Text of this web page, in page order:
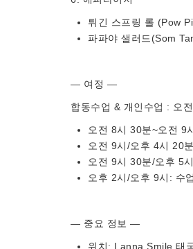
튀긴 스프링 롤 (Pow
파파야 샐러드(Som
— 여정 —
합동수업 & 개인수업 : 오
오전 8시 30분~오전 9
오전 9시/오후 4시 20
오전 9시 30분/오후 5
오후 2시/오후 9시: 수
— 중요 정보 —
위치: Lanna Smile 태